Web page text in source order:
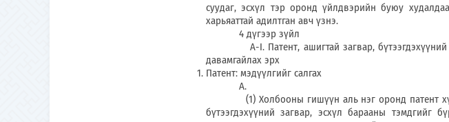
суудаг, эсхүл тэр оронд үйлдвэрийн буюу
харьяаттай адилтган авч үзнэ.
4 дүгээр зүйл
А-I. Патент, ашигтай загвар, бүтээгдэхүүний
давамгайлах эрх
Патент: мэдүүлгийг салгах
А.
(1) Холбооны гишүүн аль нэг оронд патент
бүтээгдэхүүний загвар, эсхүл барааны тэмдгийг